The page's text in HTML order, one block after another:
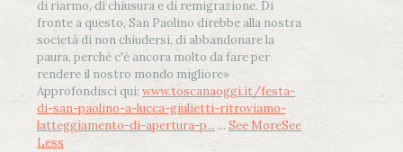
di riarmo, di chiusura e di remigrazione. Di
fronte a questo, San Paolino direbbe alla nostra
società di non chiudersi, di abbandonare la
paura, perché c'è ancora molto da fare per
rendere il nostro mondo migliore»
Approfondisci qui: www.toscanaoggi.it/festa-
di-san-paolino-a-lucca-giulietti-ritroviamo-
latteggiamento-di-apertura-p... ... See MoreSee
Less